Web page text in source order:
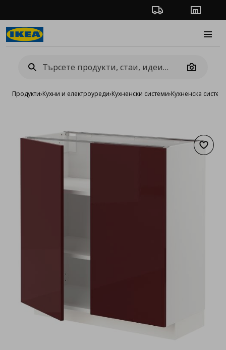
Проследяване на
Camera
Продукти›Кухни и електроуреди›Кухненски системи›Кухненска